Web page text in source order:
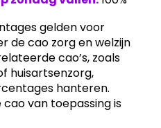
gelden voor
de cao zorg en welzijn
cao’s, zoals
huisartsenzorg,
hanteren.
van toepassing is